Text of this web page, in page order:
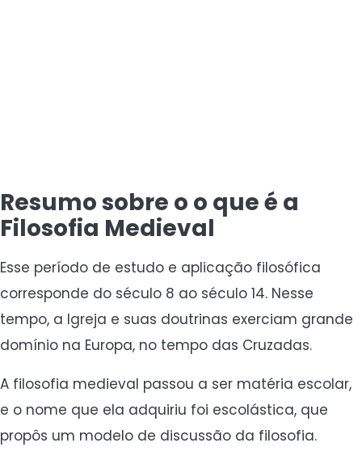
Resumo sobre o o que é a
Filosofia Medieval
Esse período de estudo e aplicação filosófica
corresponde do século 8 ao século 14. Nesse
tempo, a Igreja e suas doutrinas exerciam grande
domínio na Europa, no tempo das Cruzadas.
A filosofia medieval passou a ser matéria escolar,
e o nome que ela adquiriu foi escolástica, que
propôs um modelo de discussão da filosofia.